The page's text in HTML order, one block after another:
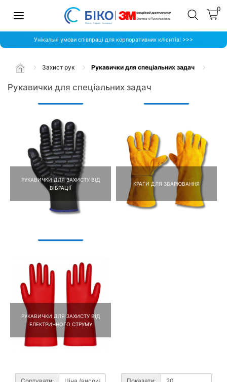
0
Унікальні умови співпраці для корпоративних клієнтів! >>>
Захист рук Рукавички для спеціальних задач
Рукавички для спеціальних задач
РУКАВИЧКИ ДЛЯ ЗАХИСТУ ВІД
ВІБРАЦІЇ
КРАГИ ДЛЯ ЗВАРЮВАННЯ
РУКАВИЧКИ ДЛЯ ЗАХИСТУ ВІД
ЕЛЕКТРИЧНОГО СТРУМУ